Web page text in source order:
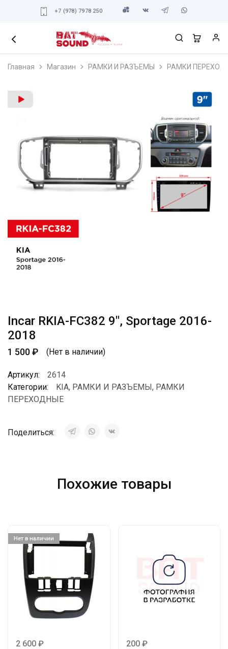
+7 (978) 7978 250
Главная Магазин РАМКИ И РАЗЪЕМЫ РАМКИ
Incar RKIA-FC382 9″, Sportage 2016-
2018
1 500₽ (Нет в наличии)
Артикул:
2614
Категории:
KIA, РАМКИ И РАЗЪЕМЫ, РАМКИ
ПЕРЕХОДНЫЕ
Поделиться:
Похожие товары
Нет в наличии
2 600 ₽ 200 ₽